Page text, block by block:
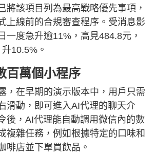
將該項目列為最高戰略優先事項，
上線前的合規審查程序。受消息影
一度急升逾11%，高見484.8元，
10.5%。
百萬個小程序
，在早期的演示版本中，用戶只需
滑動，即可進入AI代理的聊天介
後，AI代理能自動調用微信內的數
複雜任務，例如根據特定的口味和
啡店並下單買飲品。